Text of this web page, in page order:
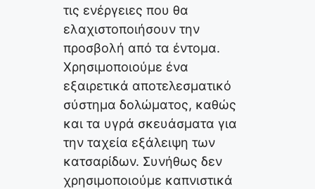
τις ενέργειες που θα
ελαχιστοποιήσουν την
προσβολή από τα έντομα.
Χρησιμοποιούμε ένα
εξαιρετικά αποτελεσματικό
σύστημα δολώματος, καθώς
και τα υγρά σκευάσματα για
την ταχεία εξάλειψη των
κατσαρίδων. Συνήθως δεν
χρησιμοποιούμε καπνιστικά